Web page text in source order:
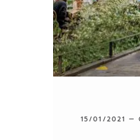
15/01/2021 —